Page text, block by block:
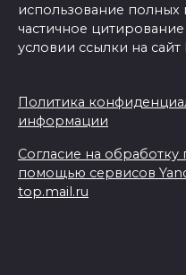
использование
частичное
условии ссылки на
Политика
информации
Согласие на
помощью сервисов
top.mail.ru